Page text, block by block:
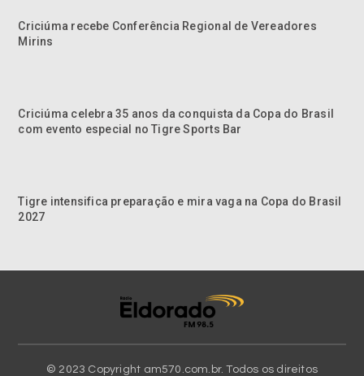
Criciúma recebe Conferência Regional de Vereadores
Mirins
Criciúma celebra 35 anos da conquista da Copa do Brasil
com evento especial no Tigre Sports Bar
Tigre intensifica preparação e mira vaga na Copa do Brasil
2027
© 2023 Copyright am570.com.br. Todos os direitos